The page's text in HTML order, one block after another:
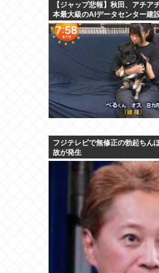
【ジャップ悲報】秋田、アチ
本最大級のAIデータセンター建
2兆円！
フジテレビで無修正の勃起ちん
故が発生